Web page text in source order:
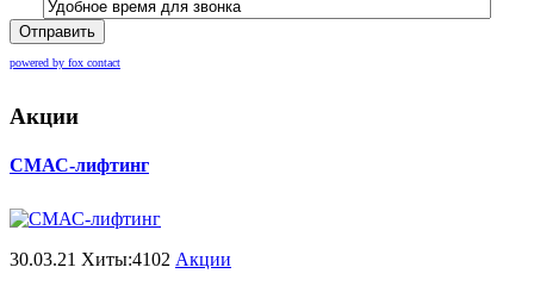
Отправить
powered by fox contact
Акции
СМАС-лифтинг
30.03.21 Хиты:4102 Акции